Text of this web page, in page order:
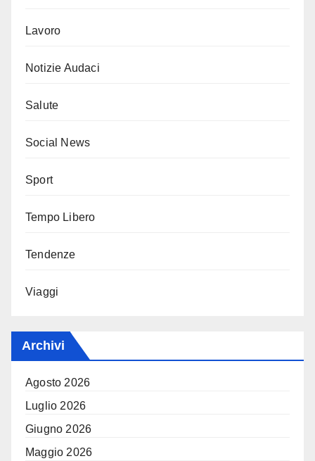
Lavoro
Notizie Audaci
Salute
Social News
Sport
Tempo Libero
Tendenze
Viaggi
Archivi
Agosto 2026
Luglio 2026
Giugno 2026
Maggio 2026